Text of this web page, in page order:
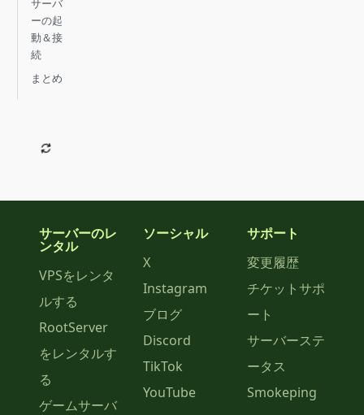
サーバ
ーの起
動＆接
続
まとめ
サーバーのレ
ンタル
VPSをレンタ
ルする
RootServer
をレンタルす
る
ゲームサーバ
ソーシャル
X
Instagram
ブログ
Discord
TikTok
YouTube
サポート
変更履歴
チケットサポ
ート
サーバーステ
ータス
Smokeping